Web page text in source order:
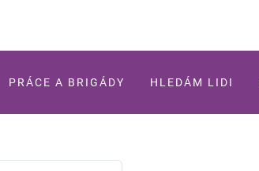
PRÁCE A BRIGÁDY HLEDÁM LIDI